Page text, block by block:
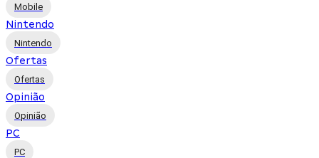
Mobile
Nintendo
Nintendo
Ofertas
Ofertas
Opinião
Opinião
PC
PC